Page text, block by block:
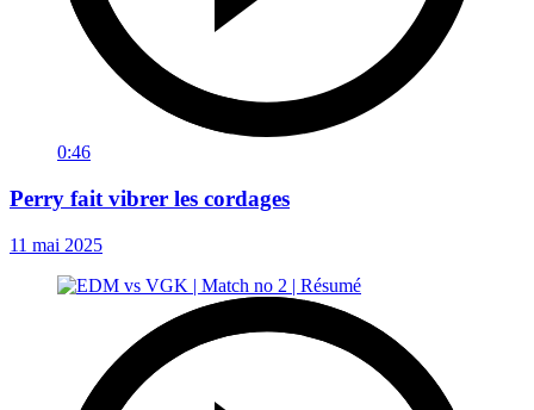
0:46
Perry fait vibrer les cordages
11 mai 2025